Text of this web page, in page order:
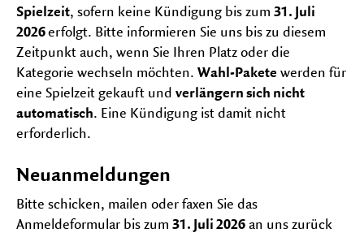
Spielzeit, sofern keine Kündigung bis zum 31. Juli
2026erfolgt. Bitte informieren Sie uns bis zu diesem
Zeitpunkt auch, wenn Sie Ihren Platz oder die
Kategorie wechseln möchten. Wahl-Pakete werden für
eine Spielzeit gekauft und verlängern sich nicht
automatisch. Eine Kündigung ist damit nicht
erforderlich.
Neuanmeldungen
Bitte schicken, mailen oder faxen Sie das
Anmeldeformular bis zum 31. Juli 2026 an uns zurück